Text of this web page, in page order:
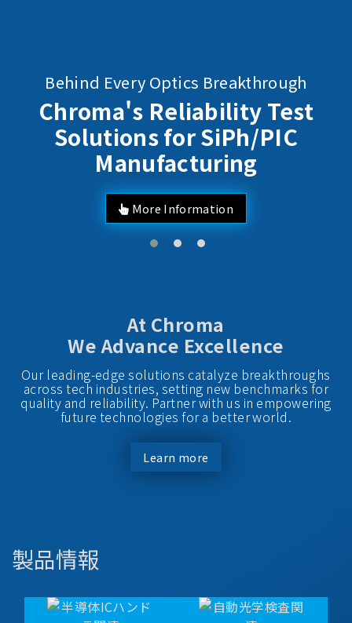
Behind Every Optics Breakthrough
Chroma's Reliability Test
Solutions for SiPh/PIC
Manufacturing
More Information
At Chroma
We Advance Excellence
Our leading-edge solutions catalyze breakthroughs
across tech industries, setting new benchmarks for
quality and reliability. Partner with us in empowering
future technologies for a better world.
Learn more
製品情報